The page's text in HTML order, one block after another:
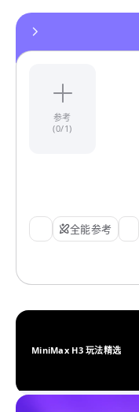
参考
(0/1)
全能参考
MiniMax H3 玩法精选